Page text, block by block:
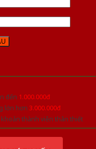
đến 1.000.000đ
lớn hơn 3.000.000đ
thành viên thân thiết